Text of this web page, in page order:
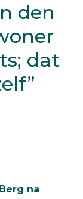
den
dat
na